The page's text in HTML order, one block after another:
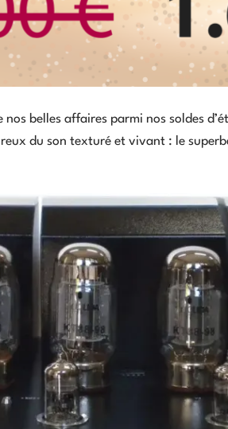
belles affaires parmi nos soldes
du son texturé et vivant : le